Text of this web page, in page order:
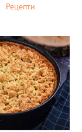
Рецепти